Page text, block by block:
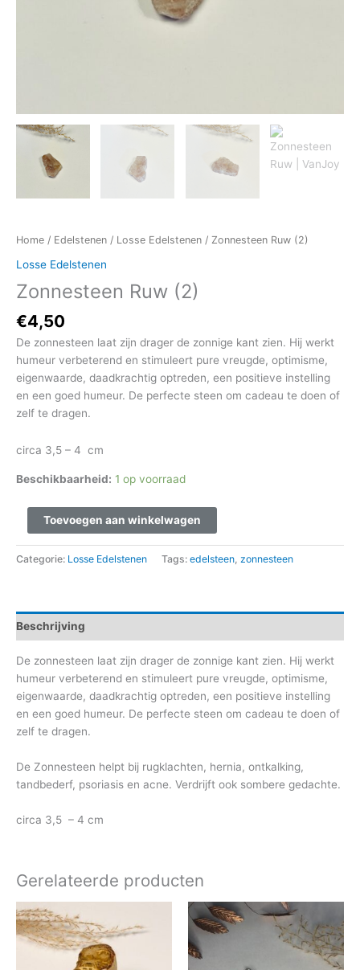
Home / Edelstenen / Losse Edelstenen / Zonnesteen Ruw (2)
Losse Edelstenen
Zonnesteen Ruw (2)
€4,50
De zonnesteen laat zijn drager de zonnige kant zien. Hij werkt
humeur verbeterend en stimuleert pure vreugde, optimisme,
eigenwaarde, daadkrachtig optreden, een positieve instelling
en een goed humeur. De perfecte steen om cadeau te doen of
zelf te dragen.
circa 3,5 – 4 cm
Beschikbaarheid: 1 op voorraad
Toevoegen aan winkelwagen
Categorie: Losse Edelstenen Tags: edelsteen zonnesteen
Beschrijving
De zonnesteen laat zijn drager de zonnige kant zien. Hij werkt
humeur verbeterend en stimuleert pure vreugde, optimisme,
eigenwaarde, daadkrachtig optreden, een positieve instelling
en een goed humeur. De perfecte steen om cadeau te doen of
zelf te dragen.
De Zonnesteen helpt bij rugklachten, hernia, ontkalking,
tandbederf, psoriasis en acne. Verdrijft ook sombere gedachte.
circa 3,5 – 4 cm
Gerelateerde producten